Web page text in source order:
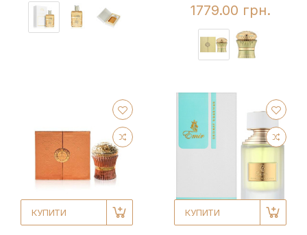
1779.00 грн.
КУПИТИ КУПИТИ